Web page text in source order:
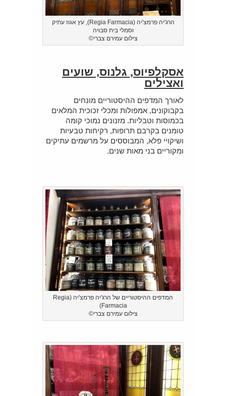
הרג'יה פרמצ'יה (Regia Farmacia), עץ אגוז עתיק
וסמלי בית סבויה
צילום עמירם צברי©
אסקלפיוס, גלנוס, שועים
ואצילים
לאורך המדפים ההיסטוריים מונחים
בקבוקונים, אמפולות ומכלי זכוכית המלאים
בכמוסות וטבליות. מזנונים נמוכי קומה
טומנים בקרבם תרופות, רקיחות טבעיות
ושיקויי פלא, המבוססים על מרשמים עתיקים
ומקוריים בני מאות שנים.
המדפים ההיסטוריים של הרג'יה פרמצ'יה (Regia
Farmacia)
צילום עמירם צברי©